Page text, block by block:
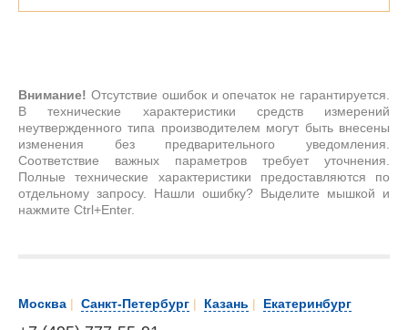
Внимание! Отсутствие ошибок и опечаток не гарантируется.
В технические характеристики средств измерений
неутвержденного типа производителем могут быть внесены
изменения без предварительного уведомления.
Соответствие важных параметров требует уточнения.
Полные технические характеристики предоставляются по
отдельному запросу. Нашли ошибку? Выделите мышкой и
нажмите Ctrl+Enter.
Москва | Санкт-Петербург | Казань | Екатеринбург